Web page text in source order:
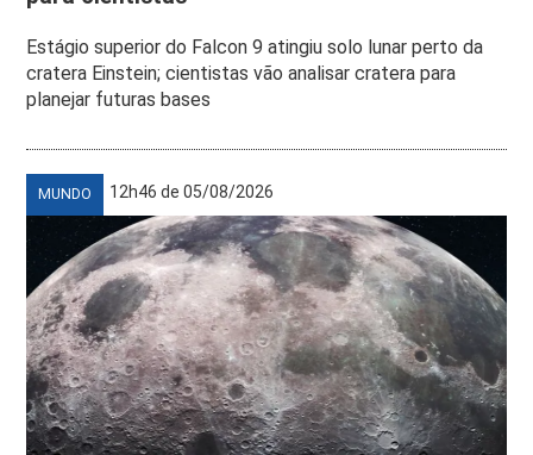
Estágio superior do Falcon 9 atingiu solo lunar perto da
cratera Einstein; cientistas vão analisar cratera para
planejar futuras bases
MUNDO 12h46 de 05/08/2026